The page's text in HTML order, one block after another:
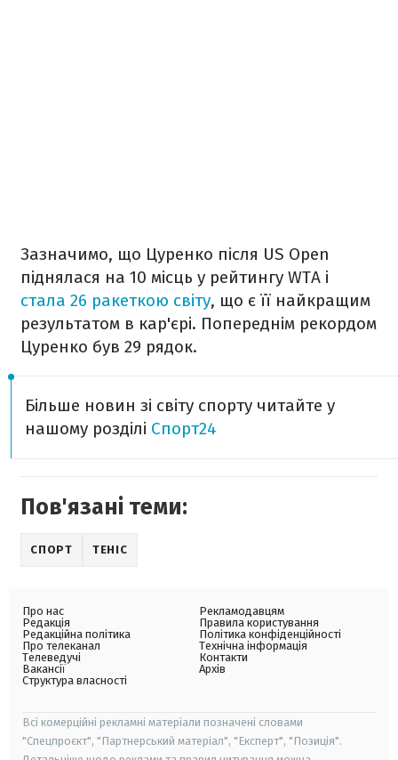
Зазначимо, що Цуренко після US Open
піднялася на 10 місць у рейтингу WTA і
стала 26 ракеткою світу, що є її найкращим
результатом в кар'єрі. Попереднім рекордом
Цуренко був 29 рядок.
Більше новин зі світу спорту читайте у
нашому розділі Спорт24
Пов'язані теми:
СПОРТ ТЕНІС
Про нас
Редакція
Редакційна політика
Про телеканал
Телеведучі
Вакансії
Структура власності
Рекламодавцям
Правила користування
Політика конфіденційності
Технічна інформація
Контакти
Архів
Всі комерційні рекламні матеріали позначені словами
"Спецпроєкт", "Партнерський матеріал", "Експерт", "Позиція".